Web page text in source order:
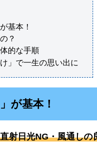
基本！
？
的な手順
」で一生の思い出に
が基本！
射日光NG・風通しの